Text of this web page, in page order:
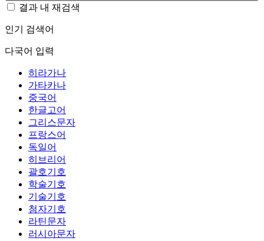
결과 내 재검색
인기 검색어
다국어 입력
히라가나
가타카나
중국어
한글고어
그리스문자
프랑스어
독일어
히브리어
괄호기호
학술기호
기술기호
첨자기호
라틴문자
러시아문자